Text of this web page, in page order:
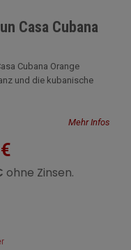
Casa Cubana
Cubana Orange
und die kubanische
Mehr Infos